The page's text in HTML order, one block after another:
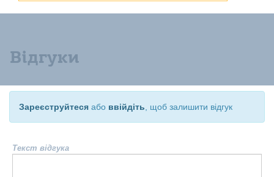
Відгуки
Зареєструйтеся або ввійдіть , щоб залишити відгук
Текст відгука